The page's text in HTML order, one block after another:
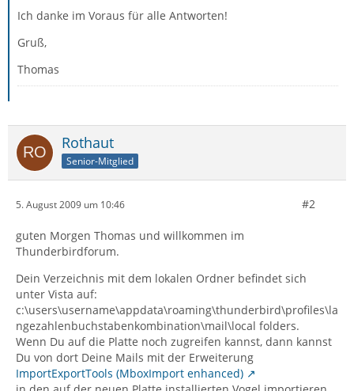
Ich danke im Voraus für alle Antworten!
Gruß,
Thomas
Rothaut
Senior-Mitglied
5. August 2009 um 10:46 #2
guten Morgen Thomas und willkommen im
Thunderbirdforum.
Dein Verzeichnis mit dem lokalen Ordner befindet sich
unter Vista auf:
c:\users\username\appdata\roaming\thunderbird\profiles\la
ngezahlenbuchstabenkombination\mail\local folders.
Wenn Du auf die Platte noch zugreifen kannst, dann kannst
Du von dort Deine Mails mit der Erweiterung
ImportExportTools (MboxImport enhanced)